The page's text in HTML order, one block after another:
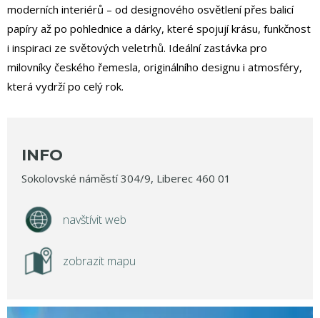
moderních interiérů – od designového osvětlení přes balicí
papíry až po pohlednice a dárky, které spojují krásu, funkčnost
i inspiraci ze světových veletrhů. Ideální zastávka pro
milovníky českého řemesla, originálního designu i atmosféry,
která vydrží po celý rok.
INFO
Sokolovské náměstí 304/9, Liberec 460 01
navštívit web
zobrazit mapu